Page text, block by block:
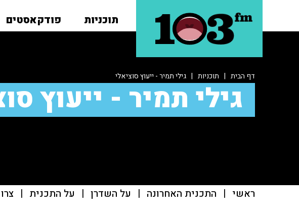
תוכניות פודקאסטים
דף הבית | תוכניות | גילי תמיר - ייעוץ סוציאלי
גילי תמיר - ייעוץ
ראשי | התכנית האחרונה | על השדרן | על התכנית |